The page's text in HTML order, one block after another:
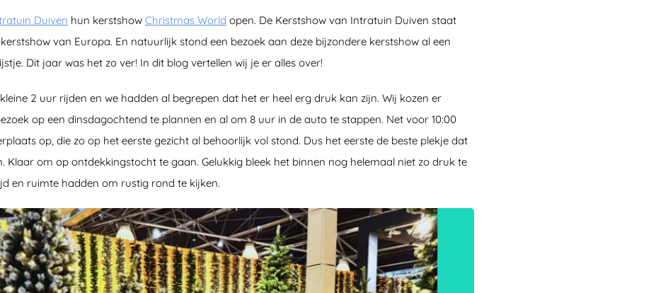
Duiven hun kerstshow Christmas World open. De Kerstshow van Intratuin Duiven staat
van Europa. En natuurlijk stond een bezoek aan deze bijzondere kerstshow al een
Dit jaar was het zo ver! In dit blog vertellen wij je er alles over!
2 uur rijden en we hadden al begrepen dat het er heel erg druk kan zijn. Wij kozen er
op een dinsdagochtend te plannen en al om 8 uur in de auto te stappen. Net voor 10:00
op, die zo op het eerste gezicht al behoorlijk vol stond. Dus het eerste de beste plekje dat
Klaar om op ontdekkingstocht te gaan. Gelukkig bleek het binnen nog helemaal niet zo druk te
en ruimte hadden om rustig rond te kijken.